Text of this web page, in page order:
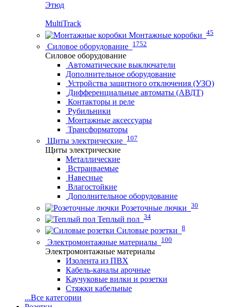
Этюд
MultiTrack
Монтажные коробки 45
Силовое оборудование 1752
Силовое оборудование
Автоматические выключатели
Дополнительное оборудование
Устройства защитного отключения (УЗО)
Дифференциальные автоматы (АВДТ)
Контакторы и реле
Рубильники
Монтажные аксессуары
Трансформаторы
Щиты электрические 107
Щиты электрические
Металлические
Встраиваемые
Навесные
Влагостойкие
Дополнительное оборудование
Розеточные лючки 30
Теплый пол 34
Силовые розетки 8
Электромонтажные материалы 100
Электромонтажные материалы
Изолента из ПВХ
Кабель-каналы арочные
Каучуковые вилки и розетки
Стяжки кабельные
...Все категории